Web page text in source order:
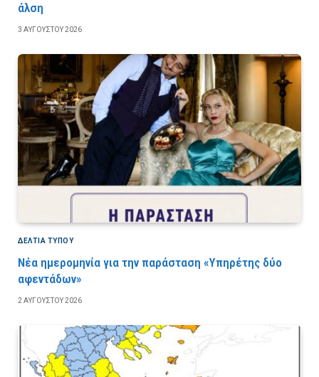
άλση
3 ΑΥΓΟΎΣΤΟΥ 2026
ΔΕΛΤΙΑ ΤΥΠΟΥ
Νέα ημερομηνία για την παράσταση «Υπηρέτης δύο
αφεντάδων»
2 ΑΥΓΟΎΣΤΟΥ 2026